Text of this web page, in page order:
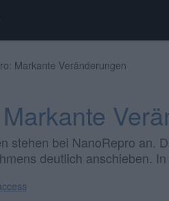
Markante Veränderungen
stehen bei NanoRepro an.
deutlich anschieben.